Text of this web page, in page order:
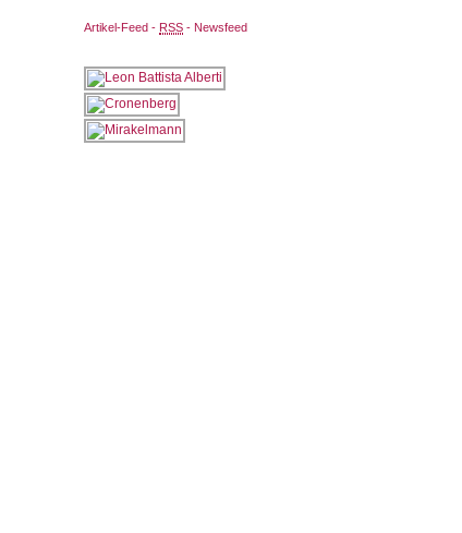
Artikel-Feed - RSS - Newsfeed